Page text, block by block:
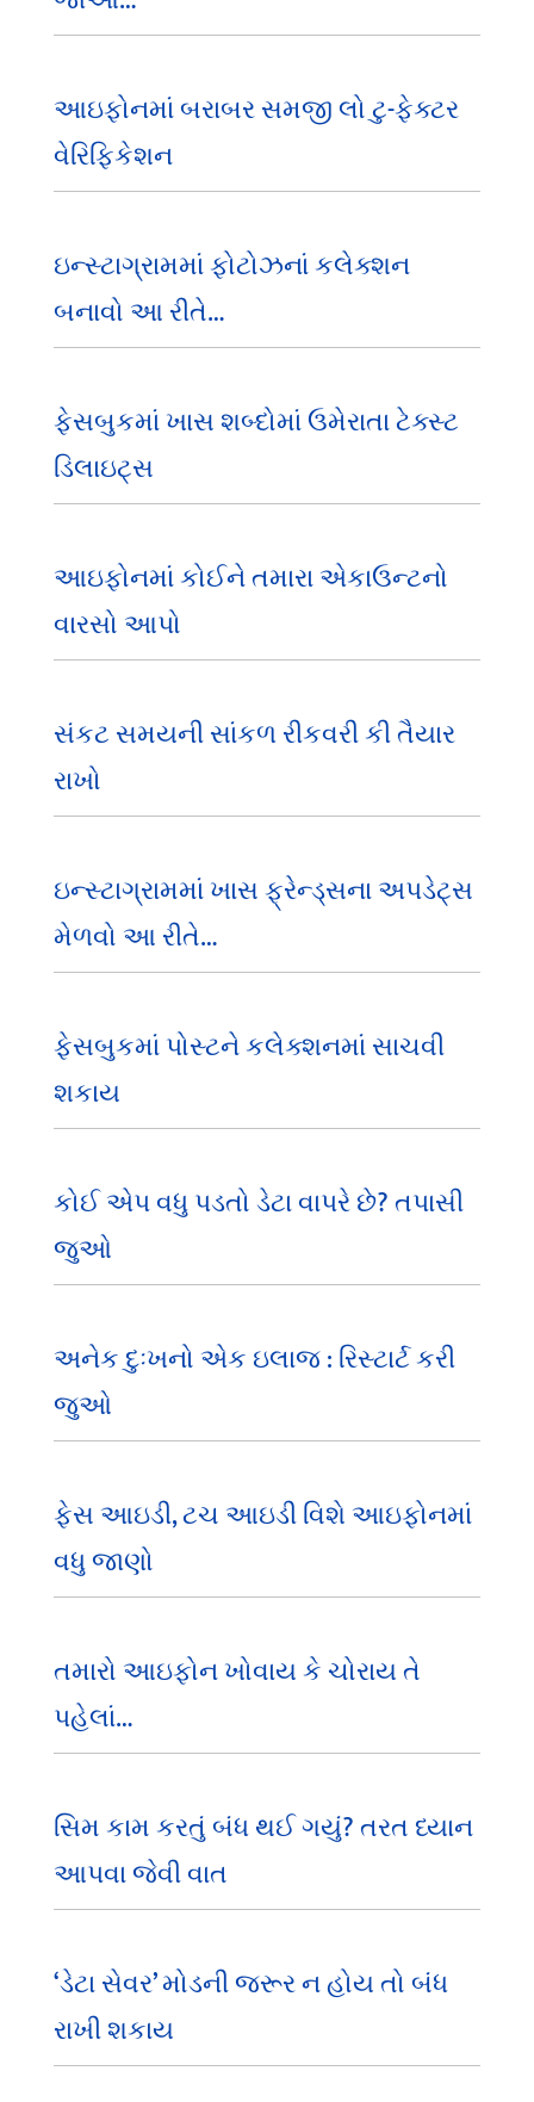
આઇફોનમાં બરાબર સમજી લો ટુ-ફેક્ટર
વેરિફિકેશન
ઇન્સ્ટાગ્રામમાં ફોટોઝનાં કલેક્શન
બનાવો આ રીતે…
ફેસબુકમાં ખાસ શબ્દોમાં ઉમેરાતા ટેક્સ્ટ
ડિલાઇટ્સ
આઇફોનમાં કોઈને તમારા એકાઉન્ટનો
વારસો આપો
સંકટ સમયની સાંકળ રીકવરી કી તૈયાર
રાખો
ઇન્સ્ટાગ્રામમાં ખાસ ફ્રેન્ડ્સના અપડેટ્સ
મેળવો આ રીતે…
ફેસબુકમાં પોસ્ટને કલેક્શનમાં સાચવી
શકાય
કોઈ એપ વધુ પડતો ડેટા વાપરે છે? તપાસી
જુઓ
અનેક દુઃખનો એક ઇલાજ : રિસ્ટાર્ટ કરી
જુઓ
ફેસ આઇડી, ટચ આઇડી વિશે આઇફોનમાં
વધુ જાણો
તમારો આઇફોન ખોવાય કે ચોરાય તે
પહેલાં…
સિમ કામ કરતું બંધ થઈ ગયું? તરત ધ્યાન
આપવા જેવી વાત
‘ડેટા સેવર’ મોડની જરૂર ન હોય તો બંધ
રાખી શકાય